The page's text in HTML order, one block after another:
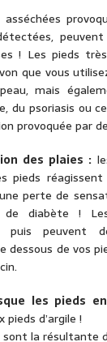
! Les pieds
que vous
mais
du psoriasis ou
provoquée par
des plaies :
pieds
perte de
de diabète !
peuvent
dessous de vos
les pieds
pieds d’argile !
la résultante